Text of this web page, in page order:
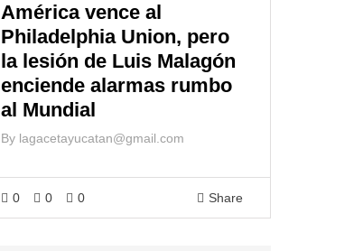
América vence al
Philadelphia Union, pero
la lesión de Luis Malagón
enciende alarmas rumbo
al Mundial
By lagacetayucatan@gmail.com
0 0 0 Share